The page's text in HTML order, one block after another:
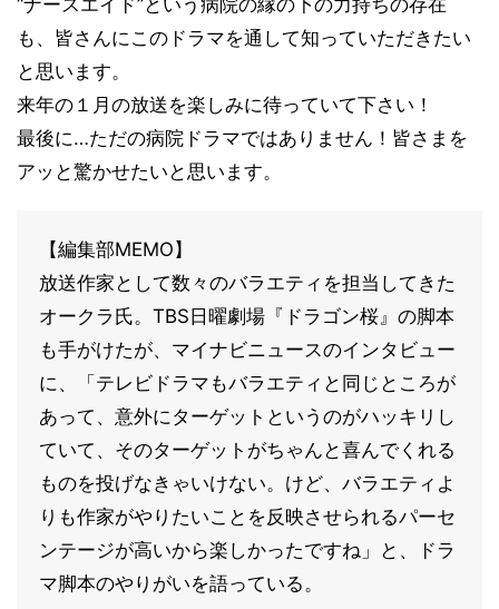
も、皆さんにこのドラマを通して知っていただきたい
と思います。
来年の１月の放送を楽しみに待っていて下さい！
最後に…ただの病院ドラマではありません！皆さまを
アッと驚かせたいと思います。
【編集部MEMO】
放送作家として数々のバラエティを担当してきた
オークラ氏。TBS日曜劇場『ドラゴン桜』の脚本
も手がけたが、マイナビニュースのインタビュー
に、「テレビドラマもバラエティと同じところが
あって、意外にターゲットというのがハッキリし
ていて、そのターゲットがちゃんと喜んでくれる
ものを投げなきゃいけない。けど、バラエティよ
りも作家がやりたいことを反映させられるパーセ
ンテージが高いから楽しかったですね」と、ドラ
マ脚本のやりがいを語っている。